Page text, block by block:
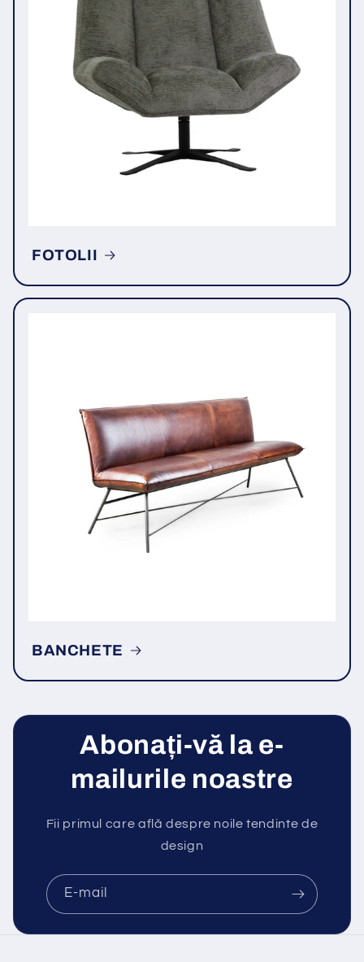
FOTOLII
BANCHETE
Abonați-vă la e-
mailurile noastre
Fii primul care află despre noile tendinte de
design
E-mail